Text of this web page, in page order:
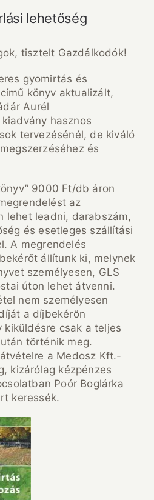
lehetőség
tisztelt Gazdálkodók!
gyomirtás és
könyv aktualizált,
Aurél
hasznos
tervezésénél, de kiváló
és
9000 Ft/db áron
az
lehet leadni, darabszám,
és esetleges szállítási
A megrendelés
állítunk ki, melynek
személyesen, GLS
úton lehet átvenni.
nem személyesen
a díjbekérőn
csak a teljes
történik meg.
a Medosz Kft.-
kizárólag kézpénzes
Poór Boglárka
keressék.